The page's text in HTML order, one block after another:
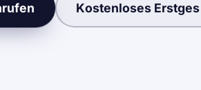
Kostenloses